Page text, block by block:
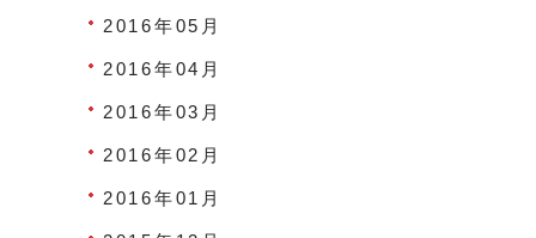
2016年05月
2016年04月
2016年03月
2016年02月
2016年01月